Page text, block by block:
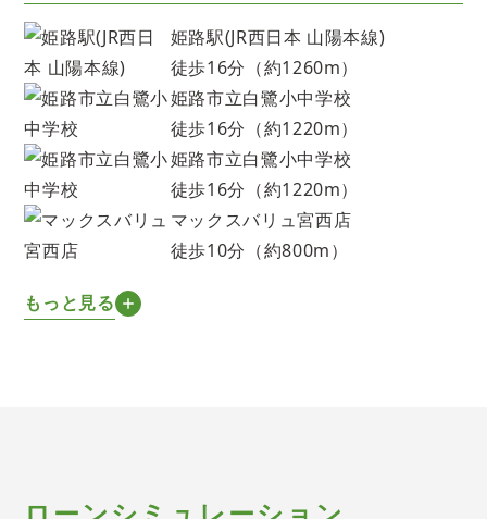
姫路駅(JR西日本 山陽本線)
徒歩16分（約1260m）
姫路市立白鷺小中学校
徒歩16分（約1220m）
姫路市立白鷺小中学校
徒歩16分（約1220m）
マックスバリュ宮西店
徒歩10分（約800m）
もっと見る